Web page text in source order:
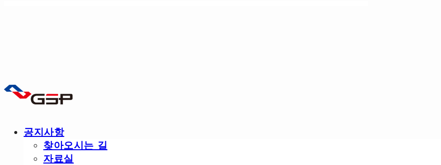
공지사항
찾아오시는 길
자료실